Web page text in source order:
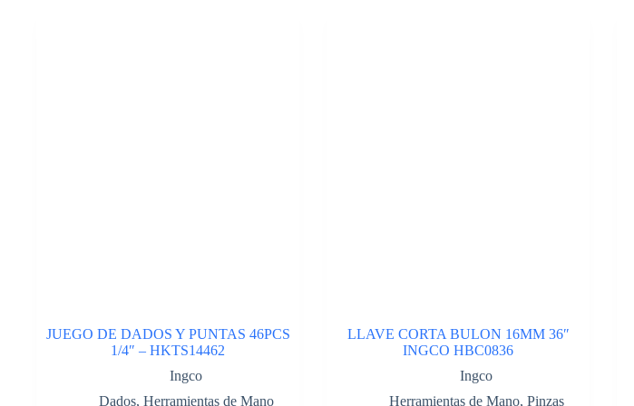
JUEGO DE DADOS Y PUNTAS 46PCS
1/4″ – HKTS14462
Ingco
Dados, Herramientas de Mano
LLAVE CORTA BULON 16MM 36″
INGCO HBC0836
Ingco
Herramientas de Mano, Pinzas